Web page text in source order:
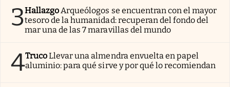
3Hallazgo Arqueólogos se encuentran con el mayor
tesoro de la humanidad: recuperan del fondo del
mar una de las 7 maravillas del mundo
4TrucoLlevar una almendra envuelta en papel
aluminio: para qué sirve y por qué lo recomiendan